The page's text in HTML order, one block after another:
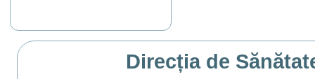
Direcția de